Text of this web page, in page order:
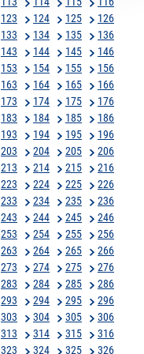
123 124 125
126
133 134 135
136
143 144 145
146
153 154 155
156
163 164 165
166
173 174 175
176
183 184 185
186
193 194 195
196
203 204 205
206
213 214 215
216
223 224 225
226
233 234 235
236
243 244 245
246
253 254 255
256
263 264 265
266
273 274 275
276
283 284 285
286
293 294 295
296
303 304 305
306
313 314 315
316
323 324 325 326